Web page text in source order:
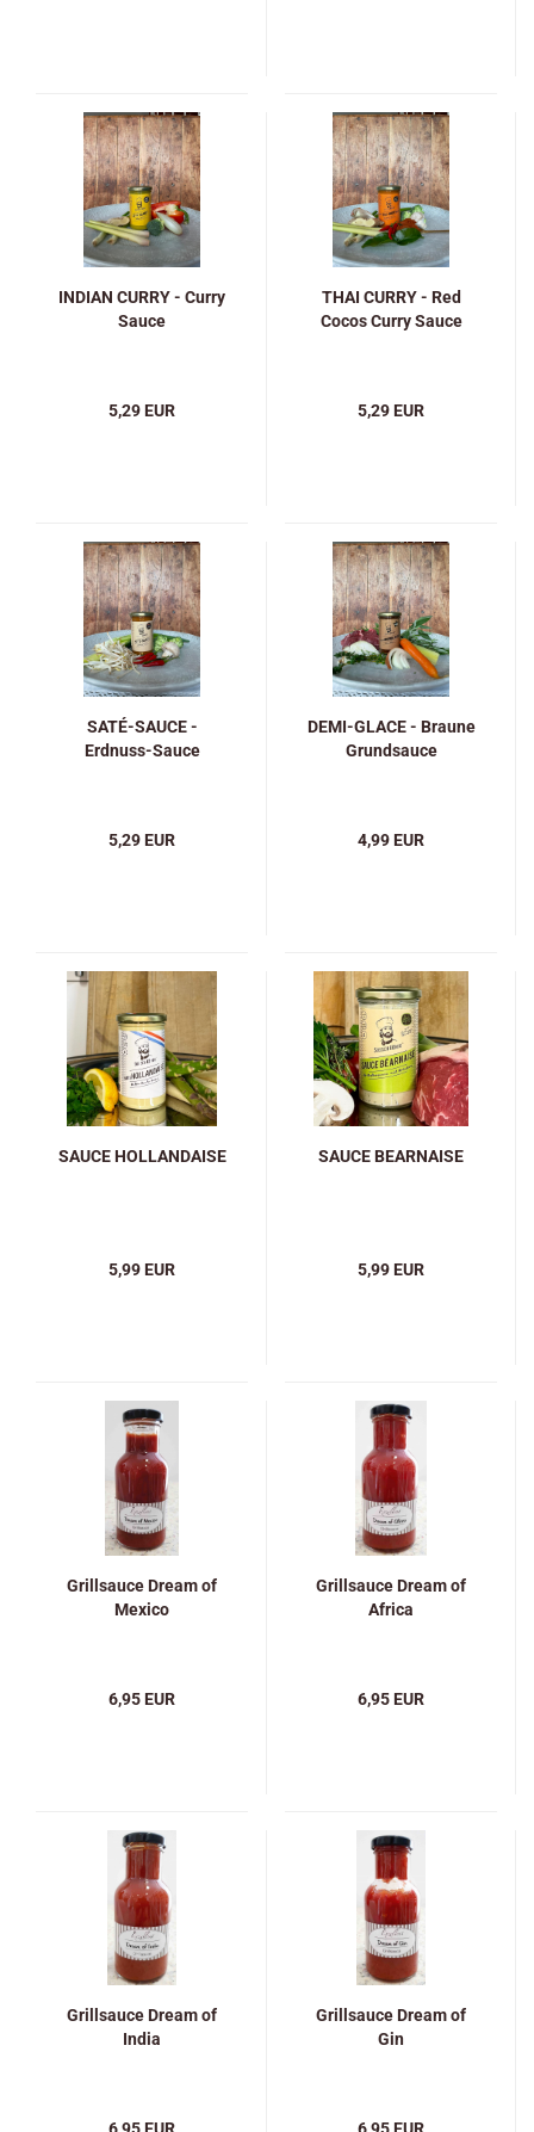
INDIAN CURRY - Curry
Sauce
5,29 EUR
THAI CURRY - Red
Cocos Curry Sauce
5,29 EUR
SATÉ-SAUCE -
Erdnuss-Sauce
5,29 EUR
DEMI-GLACE - Braune
Grundsauce
4,99 EUR
SAUCE HOLLANDAISE
5,99 EUR
SAUCE BEARNAISE
5,99 EUR
Grillsauce Dream of
Mexico
6,95 EUR
Grillsauce Dream of
Africa
6,95 EUR
Grillsauce Dream of
India
Grillsauce Dream of
Gin